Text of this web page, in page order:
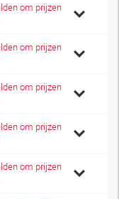
om prijzen
om prijzen
om prijzen
om prijzen
om prijzen